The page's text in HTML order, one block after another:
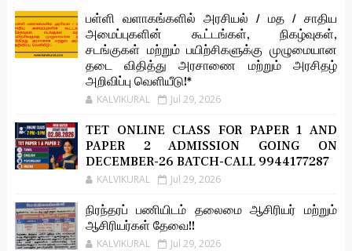
பள்ளி வளாகங்களில் அரசியல் / மத / சாதிய
அமைப்புகளின் கூட்டங்கள், நிகழ்வுகள்,
சடங்குகள் மற்றும் பயிற்சிகளுக்கு முழுமையான
தடை விதித்து அரசாணை மற்றும் அரசிதழ்
அறிவிப்பு வெளியீடு!*
KALVIKURAL Jul 29, 2026
TET ONLINE CLASS FOR PAPER 1 AND
PAPER 2 ADMISSION GOING ON
DECEMBER-26 BATCH-CALL 9944177287
KALVIKURAL Jul 29, 2026
நிரந்தரப் பணியிடம் தலைமை ஆசிரியர் மற்றும்
ஆசிரியர்கள் தேவை!!
KALVIKURAL Jul 29, 2026